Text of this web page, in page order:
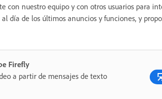
con nuestro equipo y con otros usuarios para
día de los últimos anuncios y funciones, y
Firefly
a partir de mensajes de texto